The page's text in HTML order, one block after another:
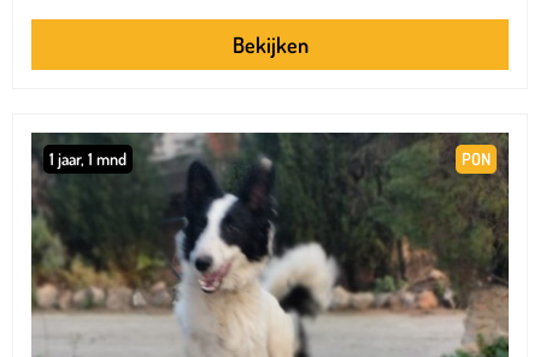
Bekijken
PON
1 jaar, 1 mnd